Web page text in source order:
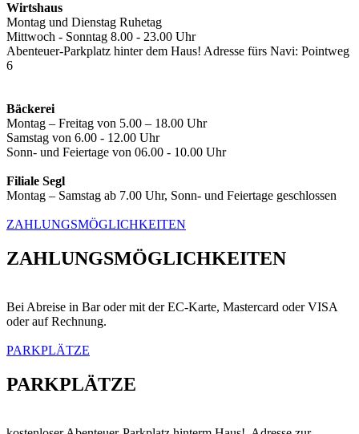
Wirtshaus
Montag und Dienstag Ruhetag
Mittwoch - Sonntag 8.00 - 23.00 Uhr
Abenteuer-Parkplatz hinter dem Haus! Adresse fürs Navi: Pointweg
6
Bäckerei
Montag – Freitag von 5.00 – 18.00 Uhr
Samstag von 6.00 - 12.00 Uhr
Sonn- und Feiertage von 06.00 - 10.00 Uhr
Filiale Segl
Montag – Samstag ab 7.00 Uhr, Sonn- und Feiertage geschlossen
ZAHLUNGSMÖGLICHKEITEN
ZAHLUNGSMÖGLICHKEITEN
Bei Abreise in Bar oder mit der EC-Karte, Mastercard oder VISA
oder auf Rechnung.
PARKPLÄTZE
PARKPLÄTZE